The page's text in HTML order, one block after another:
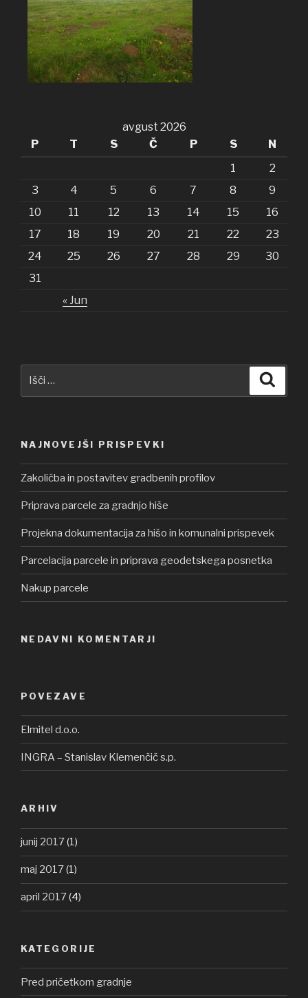
avgust 2026
P
T S Č P S N
« Jun
1
2
3
4 5 6 7 8
9
10
11 12 13 14 15
16
17
18 19 20 21 22
23
24
25 26 27 28 29
30
31
NAJNOVEJŠI PRISPEVKI
Zakoličba in postavitev gradbenih profilov
Priprava parcele za gradnjo hiše
Projekna dokumentacija za hišo in komunalni prispevek
Parcelacija parcele in priprava geodetskega posnetka
Nakup parcele
NEDAVNI KOMENTARJI
POVEZAVE
Elmitel d.o.o.
INGRA – Stanislav Klemenčič s.p.
ARHIV
junij 2017(1)
maj 2017(1)
april 2017(4)
KATEGORIJE
Pred pričetkom gradnje